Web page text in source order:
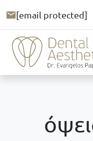
[email protected]